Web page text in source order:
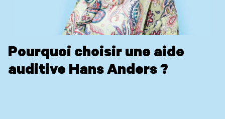
Pourquoi choisir une aide
auditive Hans Anders ?